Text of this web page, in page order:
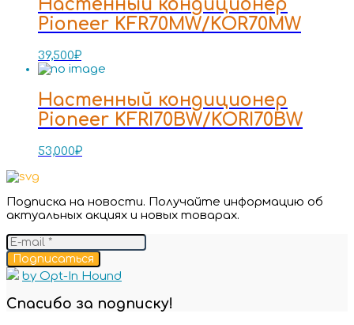
Настенный кондиционер
Pioneer KFR70MW/KOR70MW
39,500₽
Настенный кондиционер
Pioneer KFRI70BW/KORI70BW
53,000₽
Подписка на новости. Получайте информацию об
актуальных акциях и новых товарах.
Подписаться
by Opt-In Hound
Спасибо за подписку!